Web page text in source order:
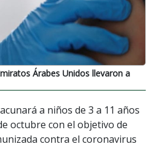
Árabes Unidos llevaron a
a niños de 3 a 11 años
octubre con el objetivo de
contra el coronavirus